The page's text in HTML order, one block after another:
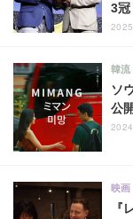
3冠
ソ
公
韓流
『
映画